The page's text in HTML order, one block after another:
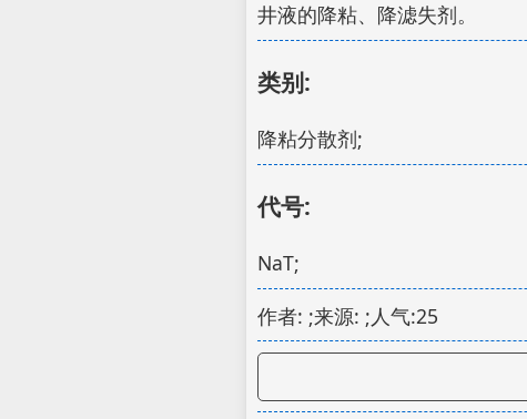
井液的降粘、降滤失剂。
类别:
降粘分散剂;
代号:
NaT;
作者: ;来源: ;人气:25